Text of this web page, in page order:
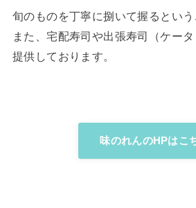
旬のものを丁寧に捌いて握るという
また、宅配寿司や出張寿司（ケー
提供しております。
味のれんのHPはこ